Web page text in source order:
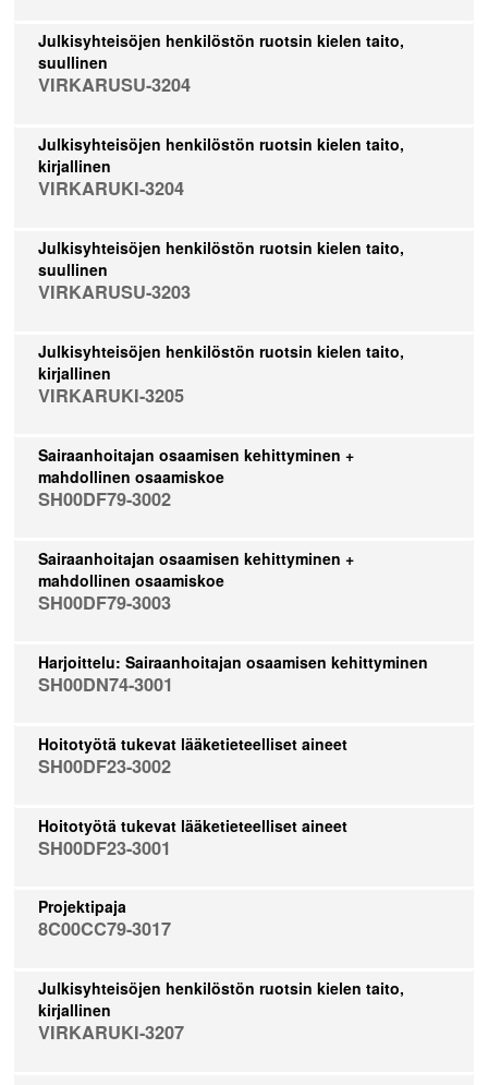
Julkisyhteisöjen henkilöstön ruotsin kielen taito,
suullinen
VIRKARUSU-3204
Julkisyhteisöjen henkilöstön ruotsin kielen taito,
kirjallinen
VIRKARUKI-3204
Julkisyhteisöjen henkilöstön ruotsin kielen taito,
suullinen
VIRKARUSU-3203
Julkisyhteisöjen henkilöstön ruotsin kielen taito,
kirjallinen
VIRKARUKI-3205
Sairaanhoitajan osaamisen kehittyminen +
mahdollinen osaamiskoe
SH00DF79-3002
Sairaanhoitajan osaamisen kehittyminen +
mahdollinen osaamiskoe
SH00DF79-3003
Harjoittelu: Sairaanhoitajan osaamisen kehittyminen
SH00DN74-3001
Hoitotyötä tukevat lääketieteelliset aineet
SH00DF23-3002
Hoitotyötä tukevat lääketieteelliset aineet
SH00DF23-3001
Projektipaja
8C00CC79-3017
Julkisyhteisöjen henkilöstön ruotsin kielen taito,
kirjallinen
VIRKARUKI-3207